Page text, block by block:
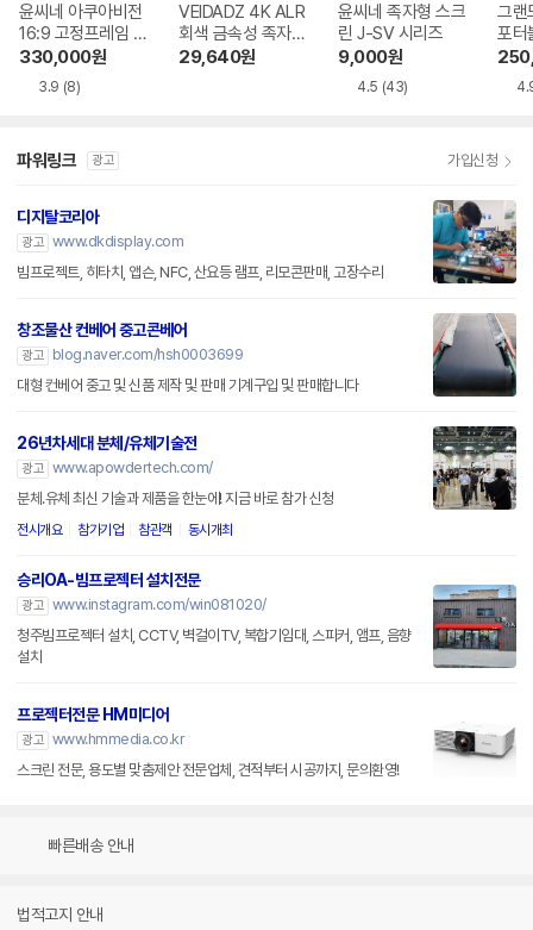
윤씨네 아쿠아비전
16:9 고정프레임 스
크린 SA-FH 시리
즈 시네비젼원단
330,000원
3.9 (8)
VEIDADZ 4K ALR
회색 금속성 족자형
빔프로젝터 스크린
29,640원
윤씨네 족자형 스크
린 J-SV 시리즈
9,000원
4.5 (43)
그랜
포터
H 시
파워링크 광고 가입신청
디지탈코리아
광고 www.dkdisplay.com
빔프로젝트, 히타치, 앱슨, NFC, 산요등 램프, 리모콘판매, 고장수리
창조물산 컨베어 중고콘베어
광고
blog.naver.com/hsh0003699
대형 컨베어 중고 및 신품 제작 및 판매 기계구입 및 판매합니다
26년차세대 분체/유체기술전
광고 www.apowdertech.com/
분체.유체 최신 기술과 제품을 한눈에! 지금 바로 참가 신청
전시개요 참가기업 참관객 동시개최
승리OA-빔프로젝터 설치전문
광고 www.instagram.com/win081020/
청주빔프로젝터 설치, CCTV, 벽걸이TV, 복합기임대, 스피커, 앰프, 음향
설치
프로젝터전문 HM미디어
광고 www.hmmedia.co.kr
스크린 전문, 용도별 맞춤제안 전문업체, 견적부터 시공까지, 문의환영!
빠른배송 안내
법적고지 안내